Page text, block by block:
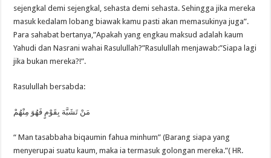
sejengkal demi sejengkal, sehasta demi sehasta. Sehingga jika mereka
masuk kedalam lobang biawak kamu pasti akan memasukinya juga”.
Para sahabat bertanya,”Apakah yang engkau maksud adalah kaum
Yahudi dan Nasrani wahai Rasulullah?”Rasulullah menjawab:”Siapa lagi
jika bukan mereka?!”.
Rasulullah bersabda:
مَنْ تَشَبَّهَ بِقَوْمٍ فَهُوَ مِنْهُمْ
“ Man tasabbaha biqaumin fahua minhum” (Barang siapa yang
menyerupai suatu kaum, maka ia termasuk golongan mereka.”( HR.